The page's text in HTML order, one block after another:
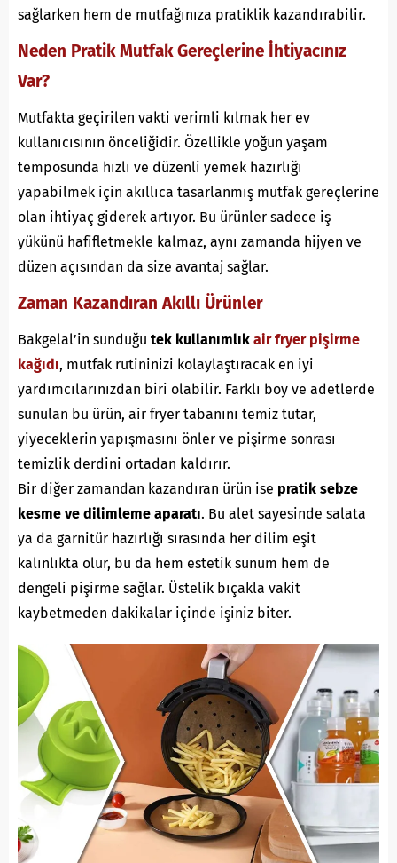
sağlarken hem de mutfağınıza pratiklik kazandırabilir.
Neden Pratik Mutfak Gereçlerine İhtiyacınız
Var?
Mutfakta geçirilen vakti verimli kılmak her ev
kullanıcısının önceliğidir. Özellikle yoğun yaşam
temposunda hızlı ve düzenli yemek hazırlığı
yapabilmek için akıllıca tasarlanmış mutfak gereçlerine
olan ihtiyaç giderek artıyor. Bu ürünler sadece iş
yükünü hafifletmekle kalmaz, aynı zamanda hijyen ve
düzen açısından da size avantaj sağlar.
Zaman Kazandıran Akıllı Ürünler
Bakgelal’in sunduğu tek kullanımlık air fryer pişirme
kağıdı, mutfak rutininizi kolaylaştıracak en iyi
yardımcılarınızdan biri olabilir. Farklı boy ve adetlerde
sunulan bu ürün, air fryer tabanını temiz tutar,
yiyeceklerin yapışmasını önler ve pişirme sonrası
temizlik derdini ortadan kaldırır.
Bir diğer zamandan kazandıran ürün ise pratik sebze
kesme ve dilimleme aparatı. Bu alet sayesinde salata
ya da garnitür hazırlığı sırasında her dilim eşit
kalınlıkta olur, bu da hem estetik sunum hem de
dengeli pişirme sağlar. Üstelik bıçakla vakit
kaybetmeden dakikalar içinde işiniz biter.